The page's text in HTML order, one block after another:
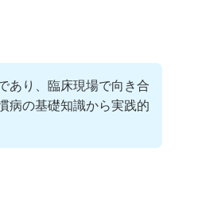
あり、臨床現場で向き合
病の基礎知識から実践的